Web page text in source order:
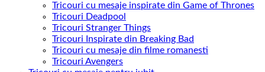
Tricouri cu mesaje inspirate din Game of Thrones
Tricouri Deadpool
Tricouri Stranger Things
Tricouri Inspirate din Breaking Bad
Tricouri cu mesaje din filme romanesti
Tricouri Avengers